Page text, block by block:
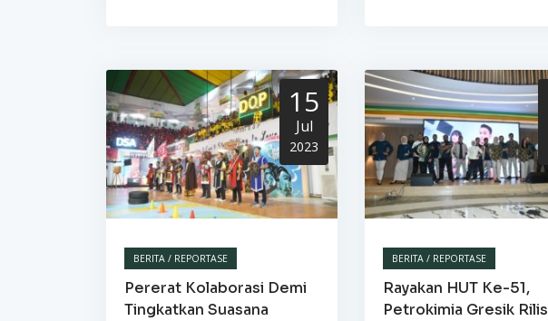
15
Jul
2023
BERITA / REPORTASE
Pererat Kolaborasi Demi
Tingkatkan Suasana
BERITA / REPORTASE
Rayakan HUT Ke-51,
Petrokimia Gresik Rilis